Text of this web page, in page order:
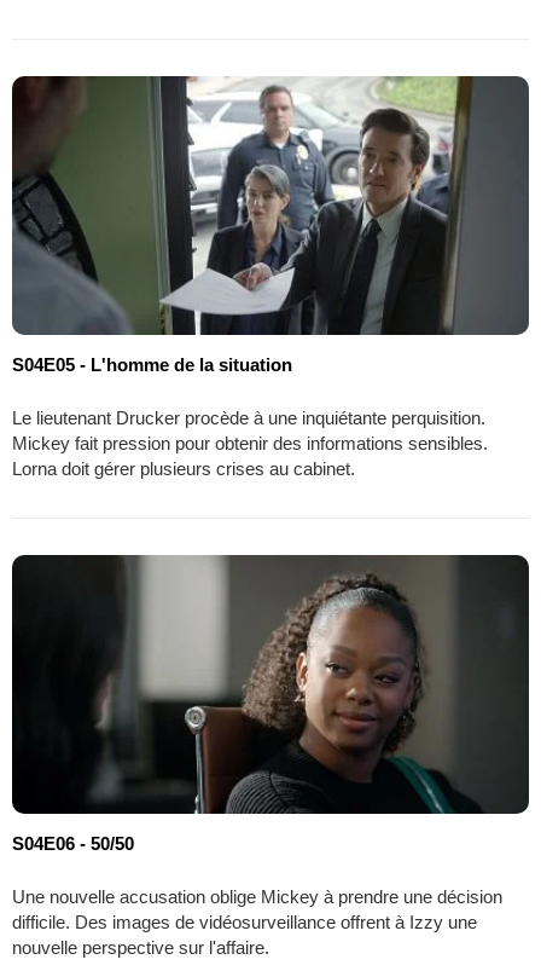
S04E05 - L'homme de la situation
Le lieutenant Drucker procède à une inquiétante perquisition.
Mickey fait pression pour obtenir des informations sensibles.
Lorna doit gérer plusieurs crises au cabinet.
S04E06 - 50/50
Une nouvelle accusation oblige Mickey à prendre une décision
difficile. Des images de vidéosurveillance offrent à Izzy une
nouvelle perspective sur l'affaire.